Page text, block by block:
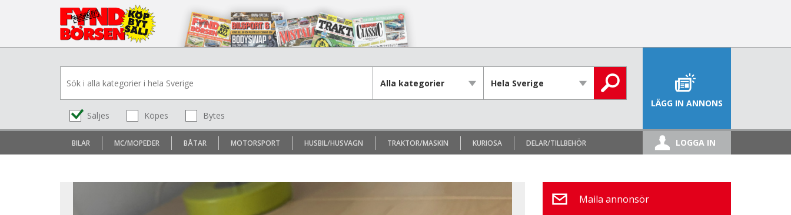
LÄGG IN ANNONS
LOGGA IN
BILAR MC/MOPEDER BÅTAR MOTORSPORT HUSBIL/HUSVAGN TRAKTOR/MASKIN KURIOSA DELAR/TILLBEHÖR
Säljes Köpes Bytes
Maila annonsör